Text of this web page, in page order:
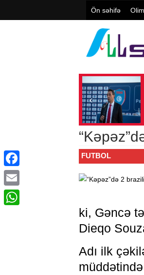
Ön səhifə
başqanı: “Biz idman
klubuyuq, bizim
ideologiya ilə işimiz
ola bilməz”
FUTBOL
ki, Gəncə
Dieqo
Adı ilk
Facebook
Email